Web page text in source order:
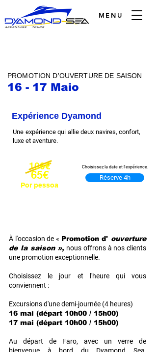
MENU
PROMOTION D'OUVERTURE DE SAISON
16 - 17 Maio
Expérience Dyamond
Une expérience qui allie deux navires, confort,
luxe et aventure.
106€
65€
Por pessoa
Choisissez la date et l'expérience.
Réserve 4h
À l'occasion de « Promotion d' ouverture
de la saison », nous offrons à nos clients
une promotion exceptionnelle.
Choisissez le jour et l'heure qui vous
conviennent :
Excursions d'une demi-journée (4 heures)
16 mai (départ 10h00 / 15h00)
17 mai (départ 10h00 / 15h00)
Au départ de Faro, avec un verre de